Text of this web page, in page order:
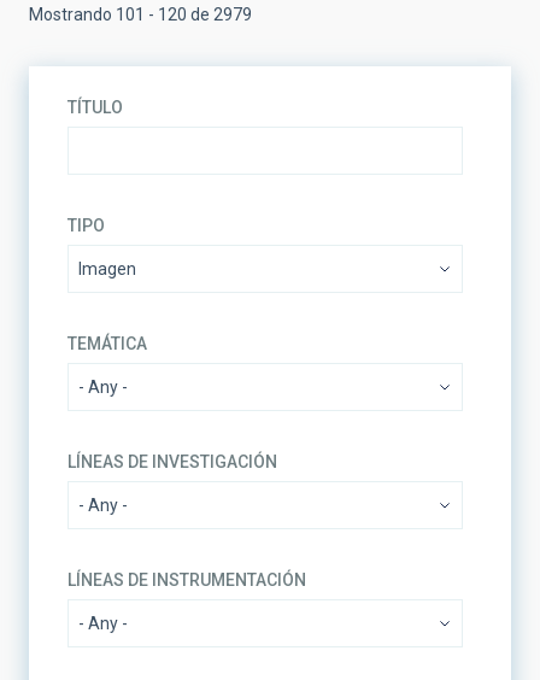
Mostrando 101 - 120 de 2979
TÍTULO
TIPO
TEMÁTICA
LÍNEAS DE INVESTIGACIÓN
LÍNEAS DE INSTRUMENTACIÓN